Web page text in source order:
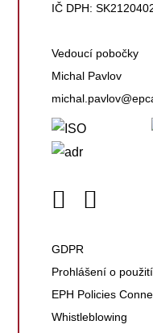
IČ DPH:
Vedoucí pobočky
Michal Pavlov
GDPR
Prohlášení o
EPH Policies
Whistleblowing